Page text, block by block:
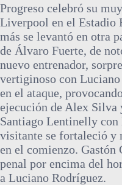
Progreso celebró su
Liverpool en el Estadio
más se levantó en otra
de Álvaro Fuerte, de
nuevo entrenador,
vertiginoso con
en el ataque,
ejecución de Alex Silva
Santiago Lentinelly con
visitante se fortaleció y
en el comienzo. Gastón
penal por encima del
a Luciano Rodríguez.